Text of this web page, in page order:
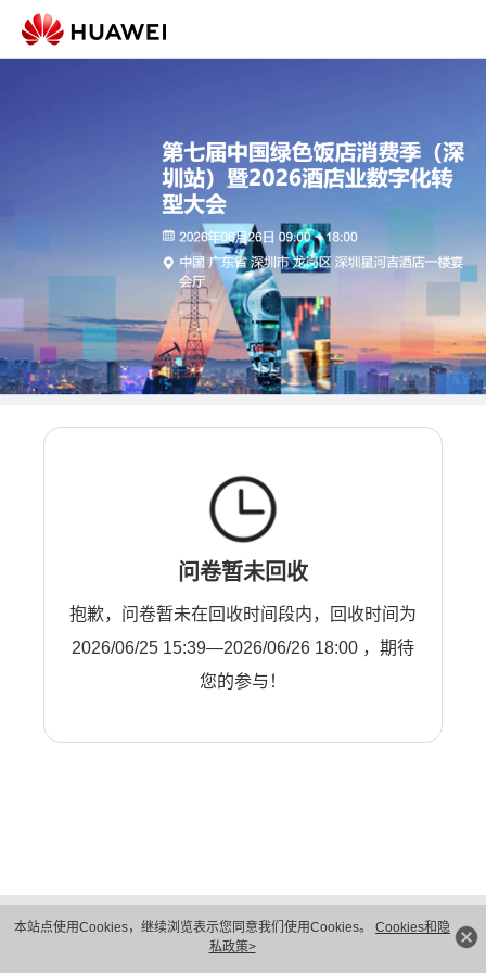
本站点使用Cookies，继续浏览表示您同意我们使用Cookies。 Cookies和隐
私政策>
问卷暂未回收
抱歉，问卷暂未在回收时间段内，回收时间为
2026/06/25 15:39—2026/06/26 18:00 ，期待
您的参与！
隐私保护
法律声明